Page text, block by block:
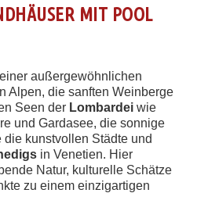
MIT POOL
außergewöhnlichen
Alpen, die sanften Weinberge
Seen der Lombardei wie
und Gardasee, die sonnige
die kunstvollen Städte und
in Venetien. Hier
Natur, kulturelle Schätze
zu einem einzigartigen